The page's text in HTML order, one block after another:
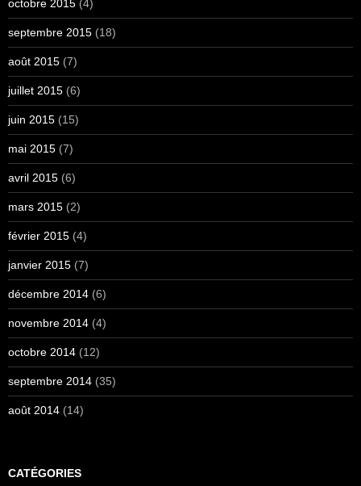
octobre 2015 (4)
septembre 2015 (18)
août 2015 (7)
juillet 2015 (6)
juin 2015 (15)
mai 2015 (7)
avril 2015 (6)
mars 2015 (2)
février 2015 (4)
janvier 2015 (7)
décembre 2014 (6)
novembre 2014 (4)
octobre 2014 (12)
septembre 2014 (35)
août 2014 (14)
CATÉGORIES